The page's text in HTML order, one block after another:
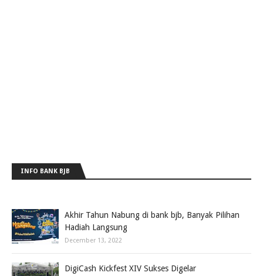
INFO BANK BJB
Akhir Tahun Nabung di bank bjb, Banyak Pilihan
Hadiah Langsung
December 13, 2022
DigiCash Kickfest XIV Sukses Digelar